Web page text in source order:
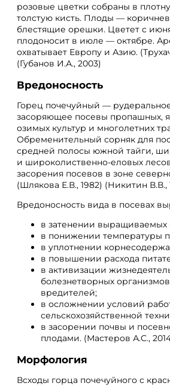
розовые цветки собраны в
толстую кисть. Плоды —
блестящие орешки. Цветет с
плодоносит в июле — октябре.
охватывает Европу и Азию.
(Губанов И.А., 2003)
Вредоносность
Горец почечуйный —
засоряющее посевы пропашных,
озимых культур и многолетних
Обременительный сорняк для
средней полосы южной тайги,
и широколиственно-еловых
засорения посевов в зоне
(Шлякова Е.В., 1982) (Никитин В.В.,
Вредоносность вида в посевах
в затенении выращиваемых
в понижении температуры
в уплотнении
в повышении расхода
в активизации
болезнетворных
вредителей;
в осложнении условий
сельскохозяйственной
в засорении почвы и
плодами. (Мастеров А.С.,
Морфология
Всходы горца почечуйного с